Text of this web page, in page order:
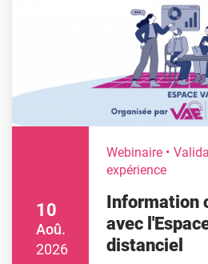
10
Aoû.
2026
Webinaire
expérience
Information
avec
distanciel